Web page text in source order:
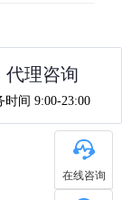
在线咨询